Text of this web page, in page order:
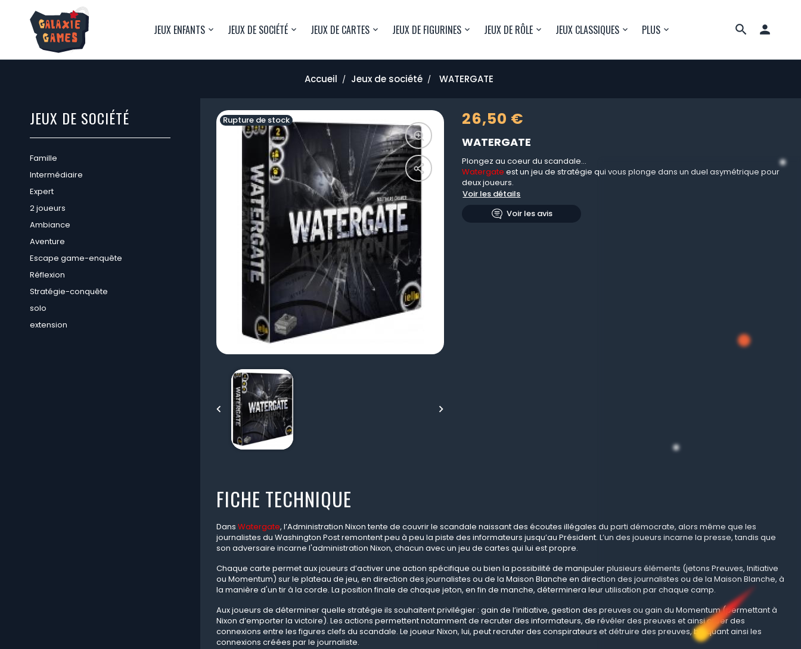

JEUX ENFANTS JEUX DE SOCIÉTÉ JEUX DE CARTES JEUX DE FIGURINES JEUX DE RÔLE JEUX CLASSIQUES PLUS
Accueil Jeux de société WATERGATE
JEUX DE SOCIÉTÉ
Famille
Intermédiaire
Expert
2 joueurs
Ambiance
Aventure
Escape game-enquête
Réflexion
Stratégie-conquête
solo
extension
 
Rupture de stock 26,50 €
WATERGATE
Plongez au coeur du scandale...
Watergate est un jeu de stratégie qui vous plonge dans un duel asymétrique pour
deux joueurs.
Voir les détails
Voir les avis
FICHE TECHNIQUE
Dans Watergate, l’Administration Nixon tente de couvrir le scandale naissant des écoutes illégales du parti démocrate, alors même que les
journalistes du Washington Post remontent peu à peu la piste des informateurs jusqu’au Président. L’un des joueurs incarne la presse, tandis que
son adversaire incarne l'administration Nixon, chacun avec un jeu de cartes qui lui est propre.
Chaque carte permet aux joueurs d’activer une action spécifique ou bien la possibilité de manipuler plusieurs éléments (jetons Preuves, Initiative
ou Momentum) sur le plateau de jeu, en direction des journalistes ou de la Maison Blanche en direction des journalistes ou de la Maison Blanche, à
la manière d'un tir à la corde. La position finale de chaque jeton, en fin de manche, déterminera leur utilisation par chaque camp.
Aux joueurs de déterminer quelle stratégie ils souhaitent privilégier : gain de l’initiative, gestion des preuves ou gain du Momentum (permettant à
Nixon d’emporter la victoire). Les actions permettent notamment de recruter des informateurs, de révéler des preuves et ainsi créer des
connexions entre les figures clefs du scandale. Le joueur Nixon, lui, peut recruter des conspirateurs et détruire des preuves, bloquant ainsi les
connexions créées par le journaliste.